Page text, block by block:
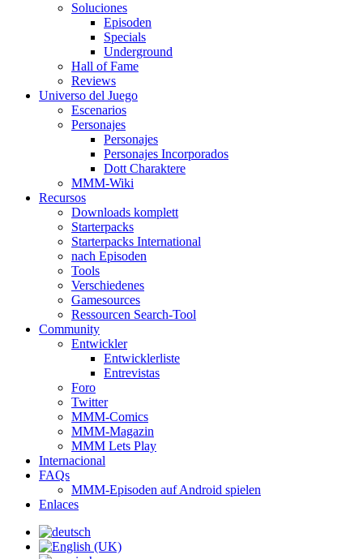
Soluciones
Episoden
Specials
Underground
Hall of Fame
Reviews
Universo del Juego
Escenarios
Personajes
Personajes
Personajes Incorporados
Dott Charaktere
MMM-Wiki
Recursos
Downloads komplett
Starterpacks
Starterpacks International
nach Episoden
Tools
Verschiedenes
Gamesources
Ressourcen Search-Tool
Community
Entwickler
Entwicklerliste
Entrevistas
Foro
Twitter
MMM-Comics
MMM-Magazin
MMM Lets Play
Internacional
FAQs
MMM-Episoden auf Android spielen
Enlaces